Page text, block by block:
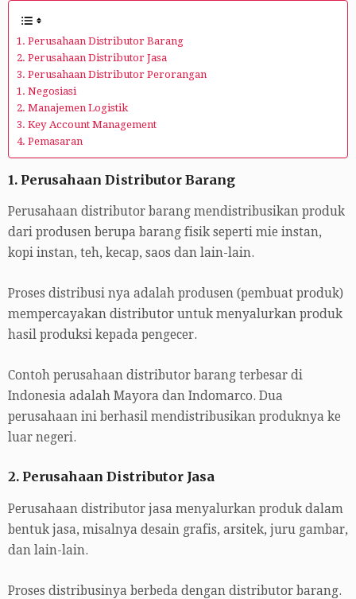
1. Perusahaan Distributor Barang
2. Perusahaan Distributor Jasa
3. Perusahaan Distributor Perorangan
1. Negosiasi
2. Manajemen Logistik
3. Key Account Management
4. Pemasaran
1. Perusahaan Distributor Barang
Perusahaan distributor barang mendistribusikan produk
dari produsen berupa barang fisik seperti mie instan,
kopi instan, teh, kecap, saos dan lain-lain.
Proses distribusi nya adalah produsen (pembuat produk)
mempercayakan distributor untuk menyalurkan produk
hasil produksi kepada pengecer.
Contoh perusahaan distributor barang terbesar di
Indonesia adalah Mayora dan Indomarco. Dua
perusahaan ini berhasil mendistribusikan produknya ke
luar negeri.
2. Perusahaan Distributor Jasa
Perusahaan distributor jasa menyalurkan produk dalam
bentuk jasa, misalnya desain grafis, arsitek, juru gambar,
dan lain-lain.
Proses distribusinya berbeda dengan distributor barang.